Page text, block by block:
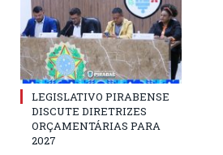
LEGISLATIVO PIRABENSE
DISCUTE DIRETRIZES
ORÇAMENTÁRIAS PARA
2027